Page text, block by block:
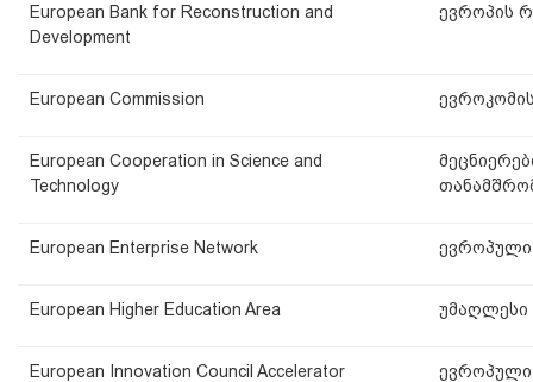
European Bank for Reconstruction and
Development
ევროპის
European Commission
European Cooperation in Science and
Technology
European Enterprise Network
European Higher Education Area უმაღლესი
European Innovation Council Accelerator ევროპული